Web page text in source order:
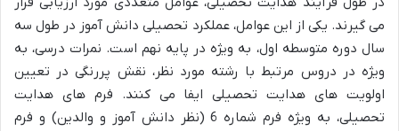
می گیرند. یکی از این عوامل، عملکرد تحصیلی دانش آموز در طول سه
سال دوره متوسطه اول، به ویژه در پایه نهم است. نمرات درسی، به
ویژه در دروس مرتبط با رشته مورد نظر، نقش پررنگی در تعیین
اولویت های هدایت تحصیلی ایفا می کنند. فرم های هدایت
تحصیلی، به ویژه فرم شماره 6 (نظر دانش آموز و والدین) و فرم